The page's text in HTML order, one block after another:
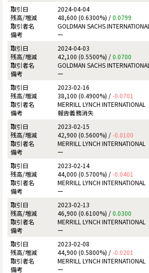
2024-04-04
48,600 (0.6300%) /0.0799
GOLDMAN SACHS INTERNATIONAL
ー
2024-04-03
42,100 (0.5500%) /0.0700
GOLDMAN SACHS INTERNATIONAL
ー
2023-02-16
38,100 (0.4900%) /-0.0701
MERRILL LYNCH INTERNATIONAL
報告義務消失
2023-02-15
42,900 (0.5600%) /-0.0100
MERRILL LYNCH INTERNATIONAL
ー
2023-02-14
44,000 (0.5700%) /-0.0401
MERRILL LYNCH INTERNATIONAL
ー
2023-02-13
46,900 (0.6100%) /0.0300
MERRILL LYNCH INTERNATIONAL
ー
2023-02-08
44,900 (0.5800%) /-0.0201
MERRILL LYNCH INTERNATIONAL
ー